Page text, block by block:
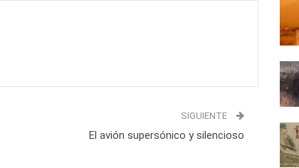
SIGUIENTE
El avión supersónico y silencioso